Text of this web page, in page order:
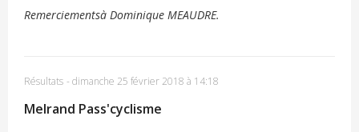
Remerciementsà Dominique MEAUDRE.
Résultats - dimanche 25 février 2018 à 14:18
Melrand Pass'cyclisme